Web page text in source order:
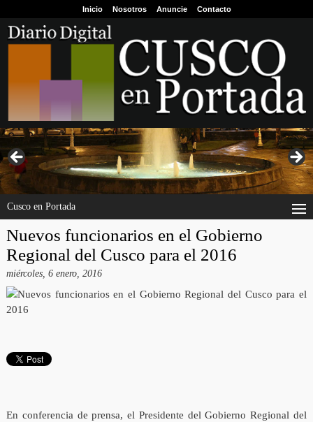
Inicio Nosotros Anuncie Contacto
Cusco en Portada
Nuevos funcionarios en el Gobierno
Regional del Cusco para el 2016
miércoles, 6 enero, 2016
En conferencia de prensa, el Presidente del Gobierno Regional del